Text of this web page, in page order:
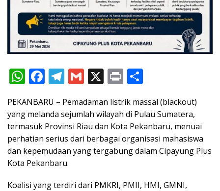
W
at
s
A
p
p
F
e
b
o
o
k
T
e
gr
a
m
G
ai
l
X Pr
t ar
e
PEKANBARU – Pemadaman listrik massal (blackout)
yang melanda sejumlah wilayah di Pulau Sumatera,
termasuk Provinsi Riau dan Kota Pekanbaru, menuai
perhatian serius dari berbagai organisasi mahasiswa
dan kepemudaan yang tergabung dalam Cipayung Plus
Kota Pekanbaru.
Koalisi yang terdiri dari PMKRI, PMII, HMI, GMNI,